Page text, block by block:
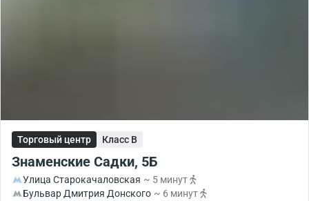
Торговый центр Класс B
Знаменские Садки, 5Б
Улица Старокачаловская ~ 5 минут
Бульвар Дмитрия Донского ~ 6 минут